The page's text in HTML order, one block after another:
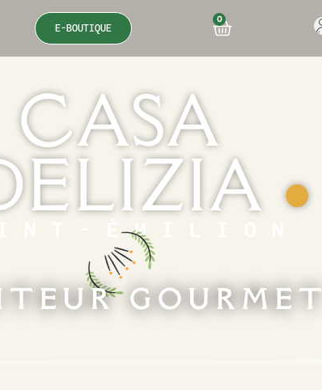
E-BOUTIQUE
0
CASA
●
ÉMILION
GOURMET